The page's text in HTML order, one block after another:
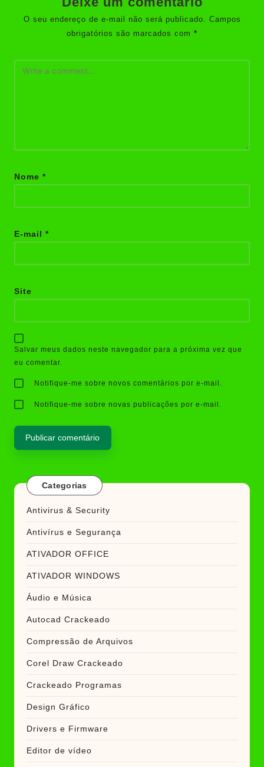
O seu endereço de e-mail não será publicado. Campos
obrigatórios são marcados com *
Nome *
E-mail *
Site
Salvar meus dados neste navegador para a próxima vez que
eu comentar.
Notifique-me sobre novos comentários por e-mail.
Notifique-me sobre novas publicações por e-mail.
Categorias
Antivirus & Security
Antivírus e Segurança
ATIVADOR OFFICE
ATIVADOR WINDOWS
Áudio e Música
Autocad Crackeado
Compressão de Arquivos
Corel Draw Crackeado
Crackeado Programas
Design Gráfico
Drivers e Firmware
Editor de vídeo